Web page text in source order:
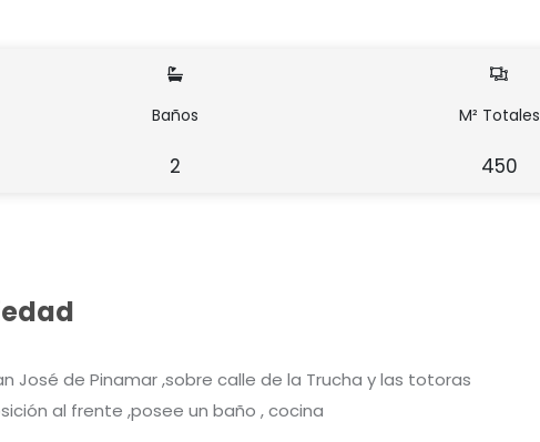
Baños
2
M² Totales
450
José de Pinamar ,sobre calle de la Trucha y las totoras
al frente ,posee un baño , cocina